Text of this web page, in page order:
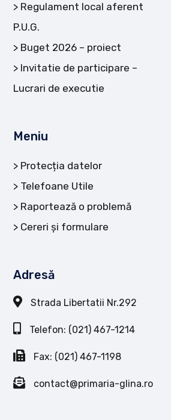
Regulament local aferent
P.U.G.
Buget 2026 – proiect
Invitatie de participare –
Lucrari de executie
Meniu
Protecția datelor
Telefoane Utile
Raportează o problemă
Cereri și formulare
Adresă
Strada Libertatii Nr.292
Telefon: (021) 467-1214
Fax: (021) 467-1198
contact@primaria-glina.ro